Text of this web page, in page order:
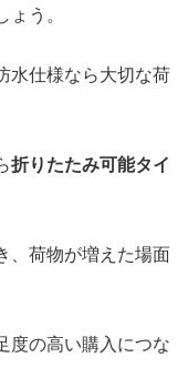
う。
水仕様なら大切な荷
折りたたみ可能タイ
、荷物が増えた場面
度の高い購入につな